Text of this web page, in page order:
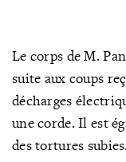
Le corps de M.
suite aux coups
décharges
une corde. Il est
des tortures subies.